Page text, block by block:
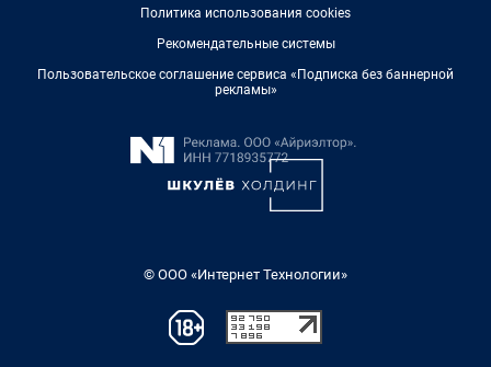
Политика использования cookies
Рекомендательные системы
Пользовательское соглашение сервиса «Подписка без баннерной
рекламы»
© ООО «Интернет Технологии»